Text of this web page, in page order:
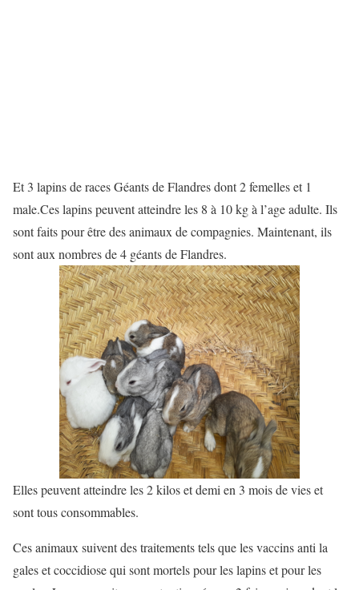
Et 3 lapins de races Géants de Flandres dont 2 femelles et 1
male.Ces lapins peuvent atteindre les 8 à 10 kg à l’age adulte. Ils
sont faits pour être des animaux de compagnies. Maintenant, ils
sont aux nombres de 4 géants de Flandres.
Elles peuvent atteindre les 2 kilos et demi en 3 mois de vies et
sont tous consommables.
Ces animaux suivent des traitements tels que les vaccins anti la
gales et coccidiose qui sont mortels pour les lapins et pour les